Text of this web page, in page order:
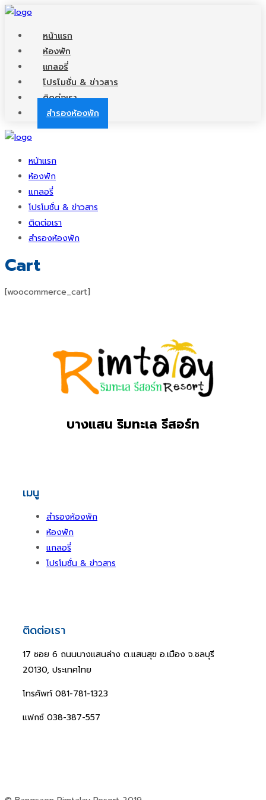
หน้าแรก
ห้องพัก
แกลอรี่
โปรโมชั่น & ข่าวสาร
ติดต่อเรา
สำรองห้องพัก
หน้าแรก
ห้องพัก
แกลอรี่
โปรโมชั่น & ข่าวสาร
ติดต่อเรา
สำรองห้องพัก
Cart
[woocommerce_cart]
บางแสน ริมทะเล รีสอร์ท
เมนู
สำรองห้องพัก
ห้องพัก
แกลอรี่
โปรโมชั่น & ข่าวสาร
ติดต่อเรา
17 ซอย 6 ถนนบางแสนล่าง ต.แสนสุข อ.เมือง จ.ชลบุรี
20130, ประเทศไทย
โทรศัพท์ 081-781-1323
แฟกซ์ 038-387-557